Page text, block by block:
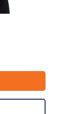
markety, poczta).